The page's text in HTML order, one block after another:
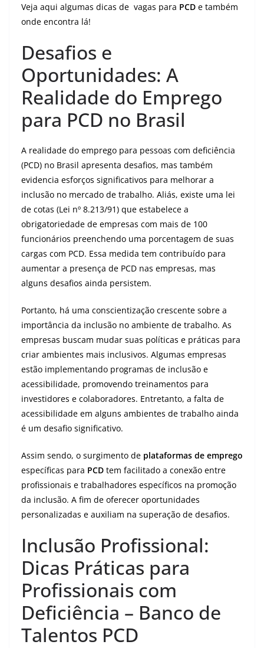
Veja aqui algumas dicas de vagas para PCD e também
onde encontra lá!
Desafios e
Oportunidades: A
Realidade do Emprego
para PCD no Brasil
A realidade do emprego para pessoas com deficiência
(PCD) no Brasil apresenta desafios, mas também
evidencia esforços significativos para melhorar a
inclusão no mercado de trabalho. Aliás, existe uma lei
de cotas (Lei nº 8.213/91) que estabelece a
obrigatoriedade de empresas com mais de 100
funcionários preenchendo uma porcentagem de suas
cargas com PCD. Essa medida tem contribuído para
aumentar a presença de PCD nas empresas, mas
alguns desafios ainda persistem.
Portanto, há uma conscientização crescente sobre a
importância da inclusão no ambiente de trabalho. As
empresas buscam mudar suas políticas e práticas para
criar ambientes mais inclusivos. Algumas empresas
estão implementando programas de inclusão e
acessibilidade, promovendo treinamentos para
investidores e colaboradores. Entretanto, a falta de
acessibilidade em alguns ambientes de trabalho ainda
é um desafio significativo.
Assim sendo, o surgimento de plataformas de emprego
específicas para PCD tem facilitado a conexão entre
profissionais e trabalhadores específicos na promoção
da inclusão. A fim de oferecer oportunidades
personalizadas e auxiliam na superação de desafios.
Inclusão Profissional:
Dicas Práticas para
Profissionais com
Deficiência – Banco de
Talentos PCD